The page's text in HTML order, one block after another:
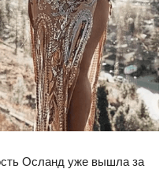
Осланд уже вышла за